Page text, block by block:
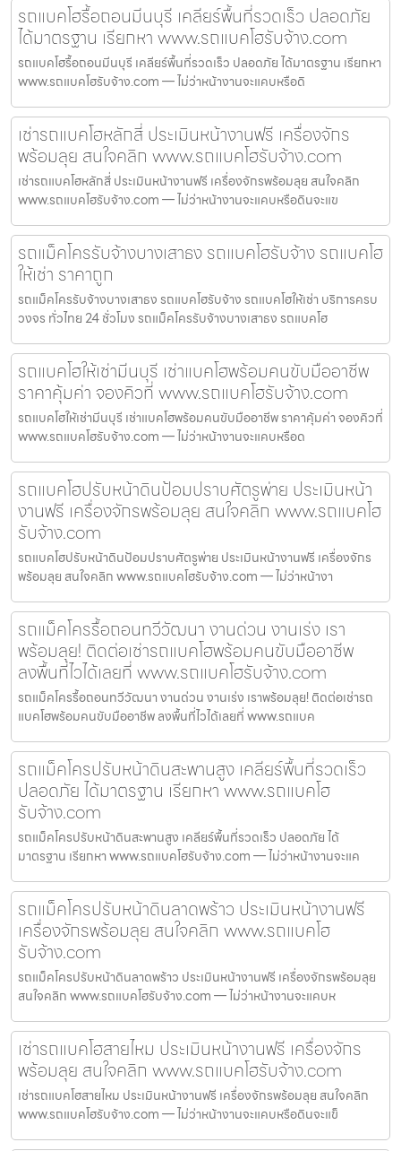
รถแบคโฮรื้อถอนมีนบุรี เคลียร์พื้นที่รวดเร็ว ปลอดภัย
ได้มาตรฐาน เรียกหา www.รถแบคโฮรับจ้าง.com
รถแบคโฮรื้อถอนมีนบุรี เคลียร์พื้นที่รวดเร็ว ปลอดภัย ได้มาตรฐาน เรียกหา
www.รถแบคโฮรับจ้าง.com — ไม่ว่าหน้างานจะแคบหรือดิ
เช่ารถแบคโฮหลักสี่ ประเมินหน้างานฟรี เครื่องจักร
พร้อมลุย สนใจคลิก www.รถแบคโฮรับจ้าง.com
เช่ารถแบคโฮหลักสี่ ประเมินหน้างานฟรี เครื่องจักรพร้อมลุย สนใจคลิก
www.รถแบคโฮรับจ้าง.com — ไม่ว่าหน้างานจะแคบหรือดินจะแข
รถแม็คโครรับจ้างบางเสาธง รถแบคโฮรับจ้าง รถแบคโฮ
ให้เช่า ราคาถูก
รถแม็คโครรับจ้างบางเสาธง รถแบคโฮรับจ้าง รถแบคโฮให้เช่า บริการครบ
วงจร ทั่วไทย 24 ชั่วโมง รถแม็คโครรับจ้างบางเสาธง รถแบคโฮ
รถแบคโฮให้เช่ามีนบุรี เช่าแบคโฮพร้อมคนขับมืออาชีพ
ราคาคุ้มค่า จองคิวที่ www.รถแบคโฮรับจ้าง.com
รถแบคโฮให้เช่ามีนบุรี เช่าแบคโฮพร้อมคนขับมืออาชีพ ราคาคุ้มค่า จองคิวที่
www.รถแบคโฮรับจ้าง.com — ไม่ว่าหน้างานจะแคบหรือด
รถแบคโฮปรับหน้าดินป้อมปราบศัตรูพ่าย ประเมินหน้า
งานฟรี เครื่องจักรพร้อมลุย สนใจคลิก www.รถแบคโฮ
รับจ้าง.com
รถแบคโฮปรับหน้าดินป้อมปราบศัตรูพ่าย ประเมินหน้างานฟรี เครื่องจักร
พร้อมลุย สนใจคลิก www.รถแบคโฮรับจ้าง.com — ไม่ว่าหน้างา
รถแม็คโครรื้อถอนทวีวัฒนา งานด่วน งานเร่ง เรา
พร้อมลุย! ติดต่อเช่ารถแบคโฮพร้อมคนขับมืออาชีพ
ลงพื้นที่ไวได้เลยที่ www.รถแบคโฮรับจ้าง.com
รถแม็คโครรื้อถอนทวีวัฒนา งานด่วน งานเร่ง เราพร้อมลุย! ติดต่อเช่ารถ
แบคโฮพร้อมคนขับมืออาชีพ ลงพื้นที่ไวได้เลยที่ www.รถแบค
รถแม็คโครปรับหน้าดินสะพานสูง เคลียร์พื้นที่รวดเร็ว
ปลอดภัย ได้มาตรฐาน เรียกหา www.รถแบคโฮ
รับจ้าง.com
รถแม็คโครปรับหน้าดินสะพานสูง เคลียร์พื้นที่รวดเร็ว ปลอดภัย ได้
มาตรฐาน เรียกหา www.รถแบคโฮรับจ้าง.com — ไม่ว่าหน้างานจะแค
รถแม็คโครปรับหน้าดินลาดพร้าว ประเมินหน้างานฟรี
เครื่องจักรพร้อมลุย สนใจคลิก www.รถแบคโฮ
รับจ้าง.com
รถแม็คโครปรับหน้าดินลาดพร้าว ประเมินหน้างานฟรี เครื่องจักรพร้อมลุย
สนใจคลิก www.รถแบคโฮรับจ้าง.com — ไม่ว่าหน้างานจะแคบห
เช่ารถแบคโฮสายไหม ประเมินหน้างานฟรี เครื่องจักร
พร้อมลุย สนใจคลิก www.รถแบคโฮรับจ้าง.com
เช่ารถแบคโฮสายไหม ประเมินหน้างานฟรี เครื่องจักรพร้อมลุย สนใจคลิก
www.รถแบคโฮรับจ้าง.com — ไม่ว่าหน้างานจะแคบหรือดินจะแข็